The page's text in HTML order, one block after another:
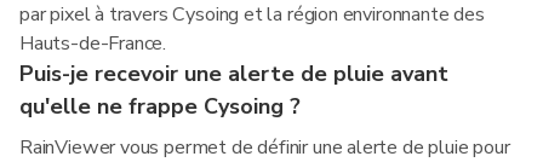
par pixel à travers Cysoing et la région environnante des
Hauts-de-France.
Puis-je recevoir une alerte de pluie avant
qu'elle ne frappe Cysoing ?
RainViewer vous permet de définir une alerte de pluie pour